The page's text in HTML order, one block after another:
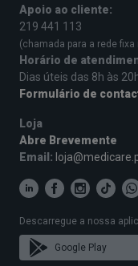
Apoio ao cliente:
219 441 113
(chamada para a rede fixa
Horário de
Dias úteis das 8h às
Formulário de
Loja
Abre Brevemente
Email:
Descarregue a nossa
Google Play